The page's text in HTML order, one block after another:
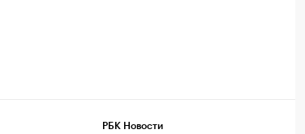
РБК Новости